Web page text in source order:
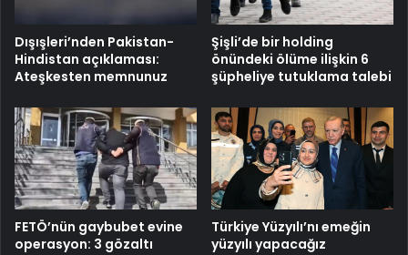
Dışışleri’nden Pakistan-
Hindistan açıklaması:
Ateşkesten memnunuz
Şişli’de bir holding
önündeki ölüme ilişkin 6
şüpheliye tutuklama talebi
FETÖ’nün gaybubet evine
operasyon: 3 gözaltı
Türkiye Yüzyılı’nı emeğin
yüzyılı yapacağız